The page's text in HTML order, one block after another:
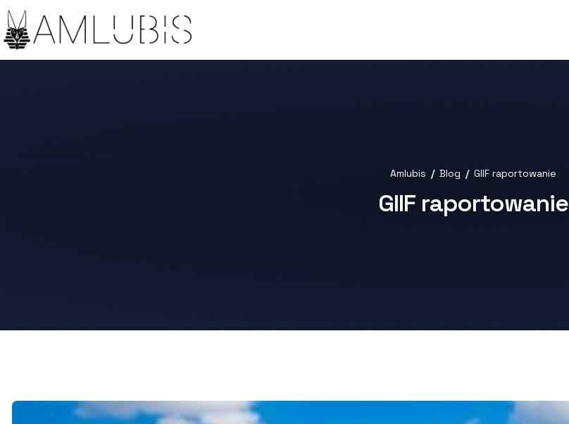
Amlubis Blog GIIF raportowanie
GIIF raportowanie